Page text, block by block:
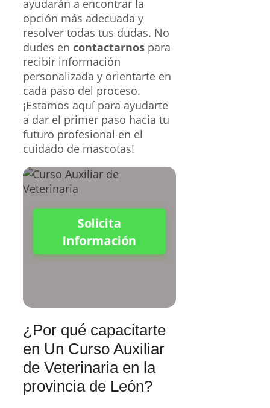
ayudarán a encontrar la
opción más adecuada y
resolver todas tus dudas. No
dudes en contactarnos para
recibir información
personalizada y orientarte en
cada paso del proceso.
¡Estamos aquí para ayudarte
a dar el primer paso hacia tu
futuro profesional en el
cuidado de mascotas!
Solicita
Información
¿Por qué capacitarte
en Un Curso Auxiliar
de Veterinaria en la
provincia de León?